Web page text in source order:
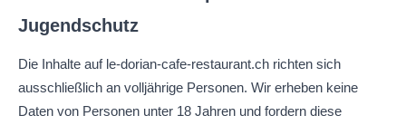
Jugendschutz
Die Inhalte auf le-dorian-cafe-restaurant.ch richten sich
ausschließlich an volljährige Personen. Wir erheben keine
Daten von Personen unter 18 Jahren und fordern diese